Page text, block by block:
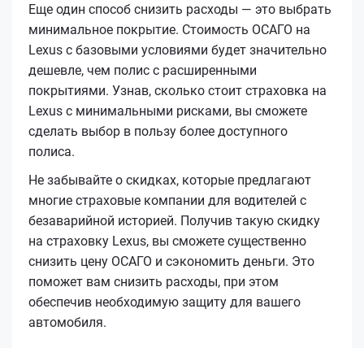
Еще один способ снизить расходы — это выбрать
минимальное покрытие. Стоимость ОСАГО на
Lexus с базовыми условиями будет значительно
дешевле, чем полис с расширенными
покрытиями. Узнав, сколько стоит страховка на
Lexus с минимальными рисками, вы сможете
сделать выбор в пользу более доступного
полиса.
Не забывайте о скидках, которые предлагают
многие страховые компании для водителей с
безаварийной историей. Получив такую скидку
на страховку Lexus, вы сможете существенно
снизить цену ОСАГО и сэкономить деньги. Это
поможет вам снизить расходы, при этом
обеспечив необходимую защиту для вашего
автомобиля.